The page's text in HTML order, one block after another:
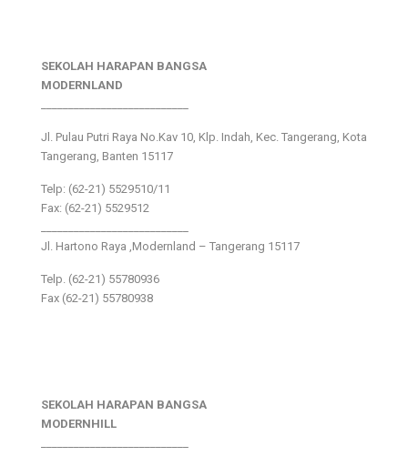
SEKOLAH HARAPAN BANGSA
MODERNLAND
Jl. Pulau Putri Raya No.Kav 10, Klp. Indah, Kec. Tangerang, Kota
Tangerang, Banten 15117
Telp: (62-21) 5529510/11
Fax: (62-21) 5529512
Jl. Hartono Raya ,Modernland – Tangerang 15117
Telp. (62-21) 55780936
Fax (62-21) 55780938
SEKOLAH HARAPAN BANGSA
MODERNHILL